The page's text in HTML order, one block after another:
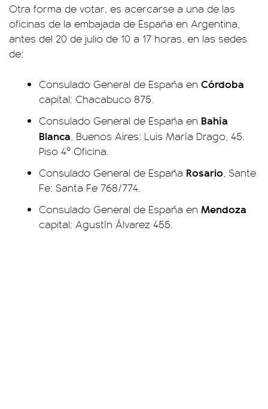
Otra forma de votar, es acercarse a una de las
oficinas de la embajada de España en Argentina,
antes del 20 de julio de 10 a 17 horas, en las sedes
de:
Consulado General de España en Córdoba
capital: Chacabuco 875.
Consulado General de España en Bahía
Blanca, Buenos Aires: Luis María Drago, 45.
Piso 4º Oficina.
Consulado General de España Rosario, Sante
Fe: Santa Fe 768/774.
Consulado General de España en Mendoza
capital: Agustín Álvarez 455.